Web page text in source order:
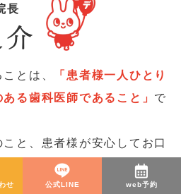
せ 公式LINE web予約
長
とは、
「患者様一人ひとり
る歯科医師であること」 で
と、患者様が安心してお口
ける雰囲気づくりを何より